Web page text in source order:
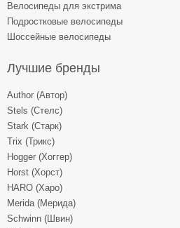
Велосипеды для экстрима
Подростковые велосипеды
Шоссейные велосипеды
Лучшие бренды
Author (Автор)
Stels (Стелс)
Stark (Старк)
Trix (Трикс)
Hogger (Хоггер)
Horst (Хорст)
HARO (Харо)
Merida (Мерида)
Schwinn (Швин)